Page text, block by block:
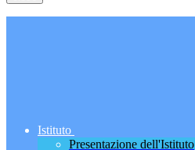
Istituto
Presentazione dell'Istituto